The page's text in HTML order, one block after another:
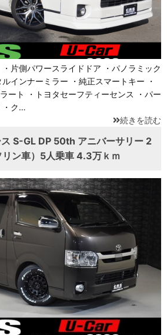
・片側パワースライドドア ・パノラミック
インナーミラー ・純正スマートキー ・
ート ・トヨタセーフティーセンス ・パー
・ク…
続きを読む
S-GL DP 50th アニバーサリー 2
ン車）5人乗車 4.3万ｋｍ